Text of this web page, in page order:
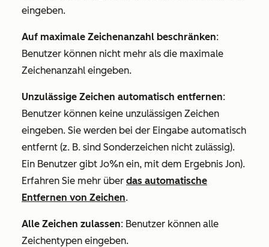
eingeben.
Auf maximale Zeichenanzahl beschränken:
Benutzer können nicht mehr als die maximale
Zeichenanzahl eingeben.
Unzulässige Zeichen automatisch entfernen:
Benutzer können keine unzulässigen Zeichen
eingeben. Sie werden bei der Eingabe automatisch
entfernt (z. B. sind Sonderzeichen nicht zulässig).
Ein Benutzer gibt Jo%n ein, mit dem Ergebnis Jon).
Erfahren Sie mehr über das automatische
Entfernen von Zeichen.
Alle Zeichen zulassen: Benutzer können alle
Zeichentypen eingeben.